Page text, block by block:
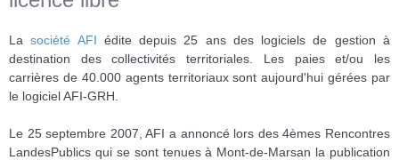
Lasociété AFI édite depuis 25 ans des logiciels de gestion à
destination des collectivités territoriales. Les paies et/ou les
carrières de 40.000 agents territoriaux sont aujourd'hui gérées par
le logiciel AFI-GRH.
Le 25 septembre 2007, AFI a annoncé lors des 4èmes Rencontres
LandesPublics qui se sont tenues à Mont-de-Marsan la publication